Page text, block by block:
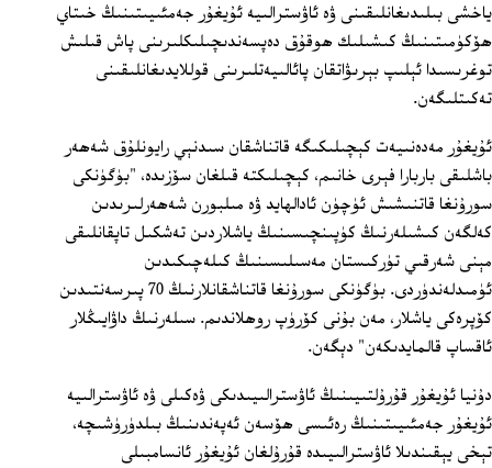
ياخشى بىلىدىغانلىقىنى ۋە ئاۋسترالىيە ئۇيغۇر جەمئىيىتىنىڭ خىتاي
ھۆكۈمىتىنىڭ كىشىلىك ھوقۇق دەپسەندىچىلىكلىرىنى پاش قىلىش
توغرىسىدا ئېلىپ بېرىۋاتقان پائالىيەتلىرىنى قوللايدىغانلىقىنى
تەكىتلىگەن.
ئۇيغۇر مەدەنىيەت كېچىلىكىگە قاتناشقان سىدنېي رايونلۇق شەھەر
باشلىقى باربارا فېرى خانىم، كېچىلىكتە قىلغان سۆزىدە، "بۈگۈنكى
سورۇنغا قاتنىشىش ئۈچۈن ئادالھايد ۋە مىلبورن شەھەرلىرىدىن
كەلگەن كىشىلەرنىڭ كۈپىنچىسىنىڭ ياشلاردىن تەشكىل تاپقانلىقى
مېنى شەرقىي تۈركىستان مەسىلىسىنىڭ كىلەچىكىدىن
ئۈمىدلەندۈردى. بۈگۈنكى سورۇنغا قاتناشقانلارنىڭ 70 پىرسەنتىدىن
كۆپرەكى ياشلار، مەن بۇنى كۆرۈپ روھلاندىم. سىلەرنىڭ داۋايىڭلار
ئاقساپ قالمايدىكەن" دېگەن.
دۇنيا ئۇيغۇر قۇرۇلتىيىنىڭ ئاۋسترالىيىدىكى ۋەكىلى ۋە ئاۋسترالىيە
ئۇيغۇر جەمئىيىتىنىڭ رەئىسى ھۆسەن ئەپەندىنىڭ بىلدۈرۈشىچە،
تېخى يېقىندىلا ئاۋسترالىيىدە قۇرۇلغان ئۇيغۇر ئانسامبىلى